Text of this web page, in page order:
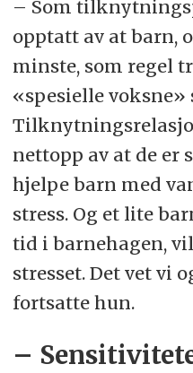
– Som
opptatt av at barn,
minste, som regel
«spesielle
nettopp av at de er
hjelpe barn med
stress. Og et lite
tid i barnehagen,
stresset. Det vet vi
fortsatte hun.
–